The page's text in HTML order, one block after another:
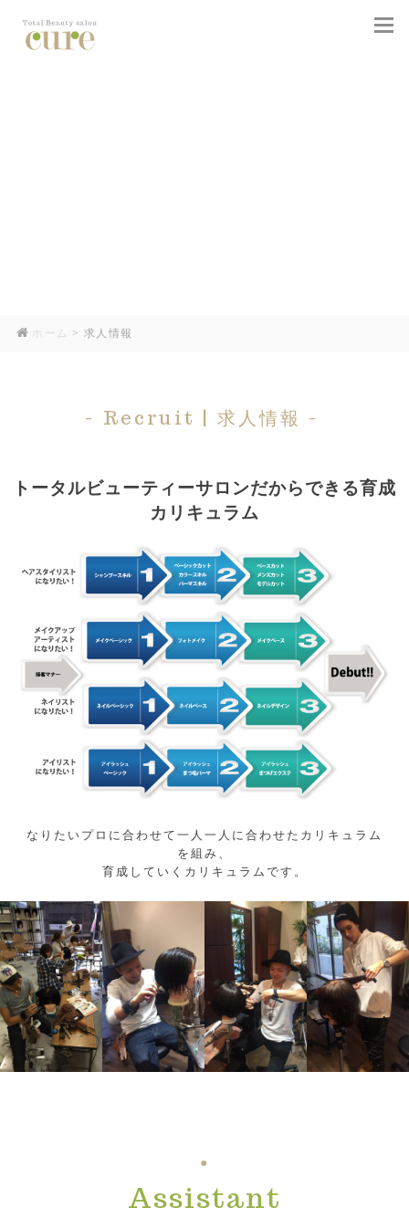
ホーム > 求人情報
- Recruit | 求人情報 -
トータルビューティーサロンだからできる育成
カリキュラム
なりたいプロに合わせて一人一人に合わせたカリキュラム
を組み、
育成していくカリキュラムです。
Assistant